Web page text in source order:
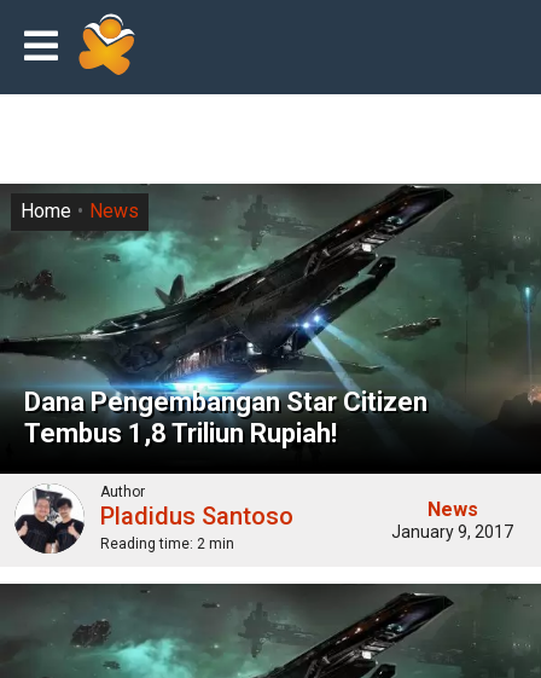
Dana Pengembangan Star Citizen
Tembus 1,8 Triliun Rupiah!
Home News
Author
Pladidus Santoso
Reading time: 2 min
News
January 9, 2017